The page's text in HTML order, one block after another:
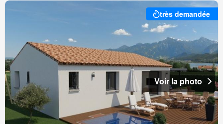
très demandée
Voir la photo